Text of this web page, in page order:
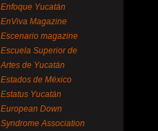
Enfoque Yucatán
EnViva Magazine
Escenario magazine
Escuela Superior de
Artes de Yucatán
Estados de México
Estatus Yucatán
European Down
Syndrome Association